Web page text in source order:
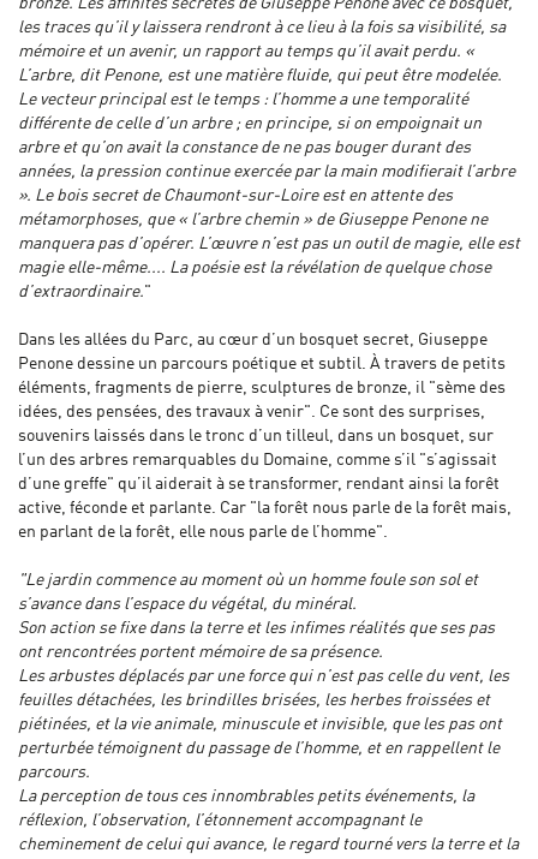
bronze. Les affinités secrètes de Giuseppe Penone avec ce bosquet,
les traces qu’il y laissera rendront à ce lieu à la fois sa visibilité, sa
mémoire et un avenir, un rapport au temps qu’il avait perdu. «
L’arbre, dit Penone, est une matière fluide, qui peut être modelée.
Le vecteur principal est le temps : l’homme a une temporalité
différente de celle d’un arbre ; en principe, si on empoignait un
arbre et qu’on avait la constance de ne pas bouger durant des
années, la pression continue exercée par la main modifierait l’arbre
». Le bois secret de Chaumont-sur-Loire est en attente des
métamorphoses, que « l’arbre chemin » de Giuseppe Penone ne
manquera pas d’opérer. L’œuvre n’est pas un outil de magie, elle est
magie elle-même.... La poésie est la révélation de quelque chose
d’extraordinaire."
Dans les allées du Parc, au cœur d’un bosquet secret, Giuseppe
Penone dessine un parcours poétique et subtil. À travers de petits
éléments, fragments de pierre, sculptures de bronze, il "sème des
idées, des pensées, des travaux à venir". Ce sont des surprises,
souvenirs laissés dans le tronc d’un tilleul, dans un bosquet, sur
l’un des arbres remarquables du Domaine, comme s’il "s’agissait
d’une greffe" qu’il aiderait à se transformer, rendant ainsi la forêt
active, féconde et parlante. Car "la forêt nous parle de la forêt mais,
en parlant de la forêt, elle nous parle de l’homme".
"Le jardin commence au moment où un homme foule son sol et
s’avance dans l’espace du végétal, du minéral.
Son action se fixe dans la terre et les infimes réalités que ses pas
ont rencontrées portent mémoire de sa présence.
Les arbustes déplacés par une force qui n’est pas celle du vent, les
feuilles détachées, les brindilles brisées, les herbes froissées et
piétinées, et la vie animale, minuscule et invisible, que les pas ont
perturbée témoignent du passage de l’homme, et en rappellent le
parcours.
La perception de tous ces innombrables petits événements, la
réflexion, l’observation, l’étonnement accompagnant le
cheminement de celui qui avance, le regard tourné vers la terre et la